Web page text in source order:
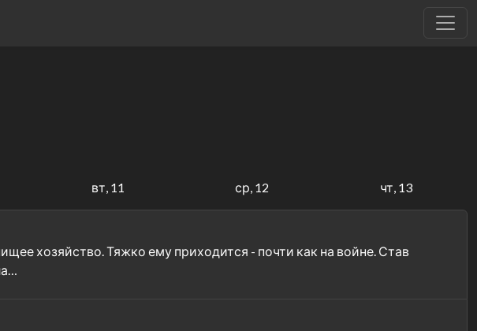
вт, 11 ср, 12 чт, 13
хозяйство. Тяжко ему приходится - почти как на войне. Став